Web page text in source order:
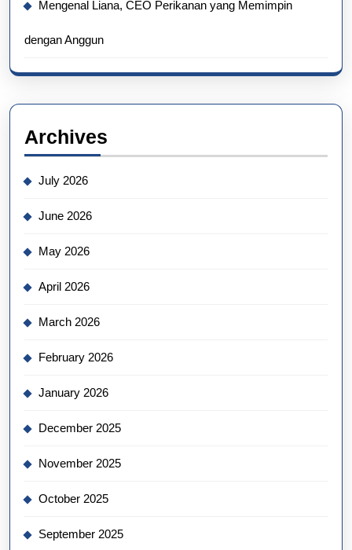
Mengenal Liana, CEO Perikanan yang Memimpin
dengan Anggun
Archives
July 2026
June 2026
May 2026
April 2026
March 2026
February 2026
January 2026
December 2025
November 2025
October 2025
September 2025